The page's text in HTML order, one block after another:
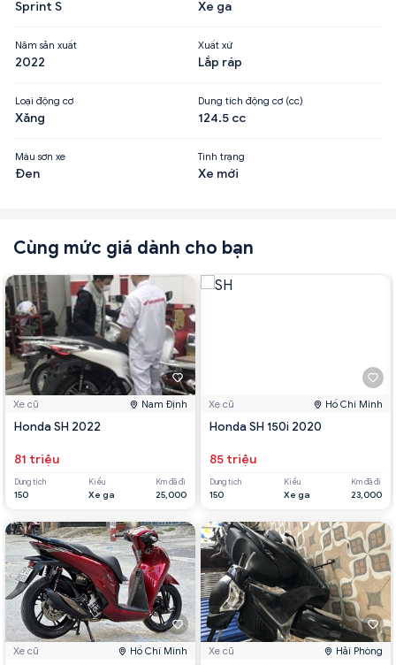
Sprint S Xe ga
Năm sản xuất
2022
Xuất xứ
Lắp ráp
Loại động cơ
Xăng
Dung tích động cơ (cc)
124.5 cc
Màu sơn xe
Đen
Tình trạng
Xe mới
Cùng mức giá dành cho bạn
Xe cũ Nam Định
Honda SH 2022
81 triệu
Dung tích
150
Kiểu
Xe ga
Km đã đi
25,000
Xe cũ Hồ Chí Minh
Xe cũ Hồ Chí Minh
Honda SH 150i 2020
85 triệu
Dung tích
150
Kiểu
Xe ga
Km đã đi
23,000
Xe cũ Hải Phòng